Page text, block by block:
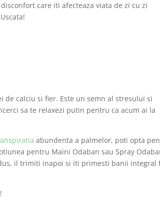
care iti afecteaza viata de zi cu zi
calciu si fier. Este un semn al stresului si
sa te relaxezi putin pentru ca acum ai la
abundenta a palmelor, poti opta
pentru Maini Odaban sau Spray
il trimiti inapoi si iti primesti banii integral